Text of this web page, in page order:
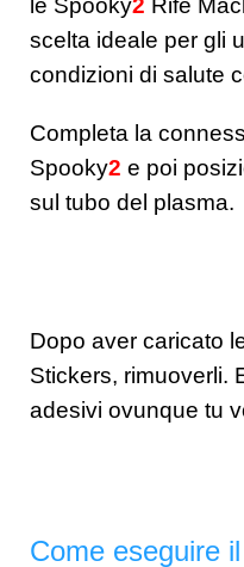
le Spooky2 Rife
scelta ideale per gli
condizioni di salute
Completa la
Spooky2 e poi
sul tubo del plasma.
Dopo aver caricato
Stickers, rimuoverli.
adesivi ovunque tu
Come eseguire